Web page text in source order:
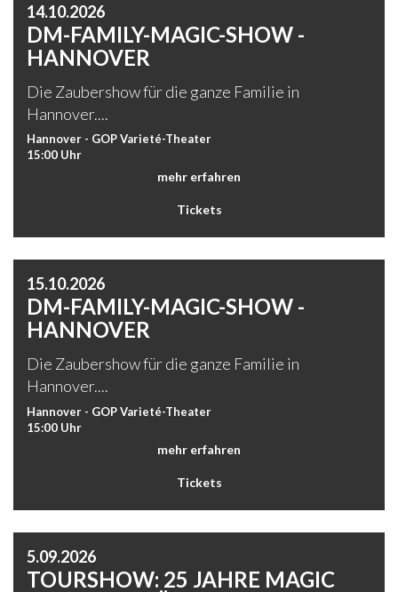
14.10.2026
DM-FAMILY-MAGIC-SHOW -
HANNOVER
Die Zaubershow für die ganze Familie in
Hannover....
Hannover - GOP Varieté-Theater
15:00 Uhr
mehr erfahren
Tickets
15.10.2026
DM-FAMILY-MAGIC-SHOW -
HANNOVER
Die Zaubershow für die ganze Familie in
Hannover....
Hannover - GOP Varieté-Theater
15:00 Uhr
mehr erfahren
Tickets
5.09.2026
TOURSHOW: 25 JAHRE MAGIC